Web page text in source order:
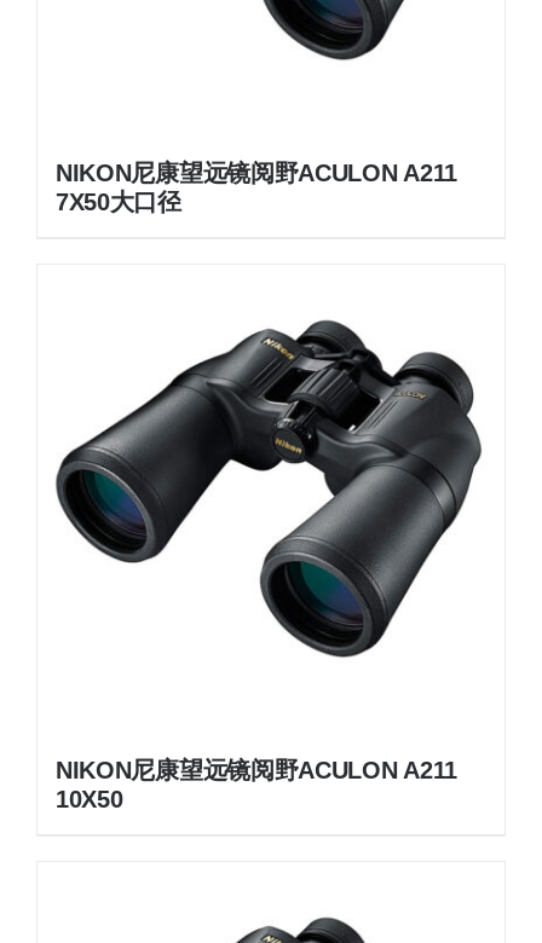
NIKON尼康望远镜阅野ACULON A211
7X50大口径
NIKON尼康望远镜阅野ACULON A211
10X50